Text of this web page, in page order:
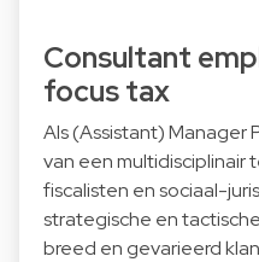
Consultant
focus tax
Als (Assistant) Manager
van een multidisciplinair
fiscalisten en sociaal-
strategische en
breed en gevarieerd